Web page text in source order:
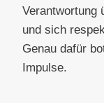
Verantwortung
und sich
Genau dafür
Impulse.